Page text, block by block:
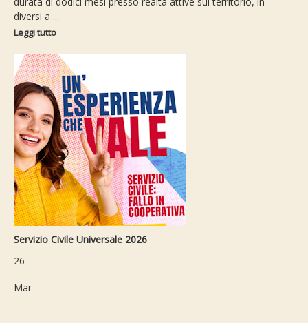
diversi a ...
Leggi tutto
Servizio Civile Universale 2026
26
Mar